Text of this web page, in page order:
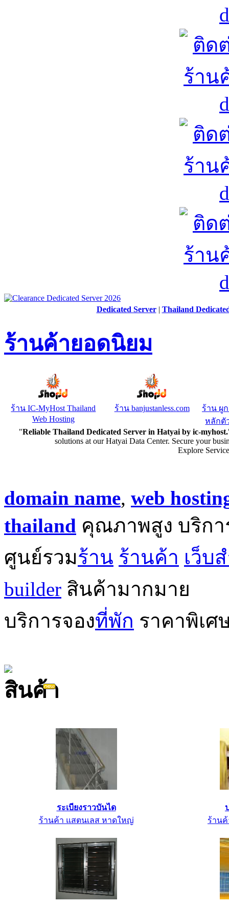
Dedicated Server| Thailand
ร้านค้ายอดนิยม
ร้าน IC-MyHost Thailand
Web Hosting
ร้าน banjustanless.com
ร้าน ผู
หลักตั
"Reliable Thailand Dedicated Server in Hatyai by ic-myhost.
solutions at our Hatyai Data Center. Secure your
Explore
domain name, web
thailand คุณภาพสูง บริกา
ศูนย์รวมร้าน ร้านค้า เว็บ
builder สินค้ามากมาย
บริการจองที่พัก ราคาพิเศ
ระเบียงราวบันได
ร้านค้า แสตนเลส หาดใหญ่
ร้านค้